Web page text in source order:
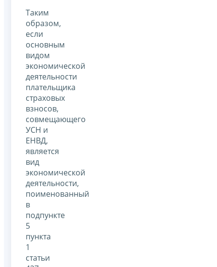
Таким
образом,
если
основным
видом
экономической
деятельности
плательщика
страховых
взносов,
совмещающего
УСН и
ЕНВД,
является
вид
экономической
деятельности,
поименованный
в
подпункте
5
пункта
1
статьи